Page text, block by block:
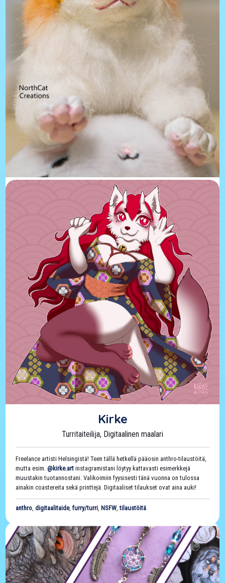
Northcat Creations
Freelance taiteilija
Freelance taiteilija jyväskylästä luoden kaikkea pörröistä maalauksista
käsitöihi. Twitterissä
@northcatCnettikauppa löytyy Etsystä
eläimet,Etsy,furry/turri,käsitöitä,neko,verkkokauppa
Kirke
Turritaiteilija, Digitaalinen maalari
Freelance artisti Helsingistä! Teen tällä hetkellä pääosin anthro-tilaustöitä,
mutta esim. @kirke.artinstagramistani löytyy kattavasti esimerkkejä
muustakin tuotannostani. Valikoimiin fyysisesti tänä vuonna on tulossa
ainakin coastereita sekä printtejä. Digitaaliset tilaukset ovat aina auki!
anthro, digitaalitaide, furry/turri, NSFW,tilaustöitä